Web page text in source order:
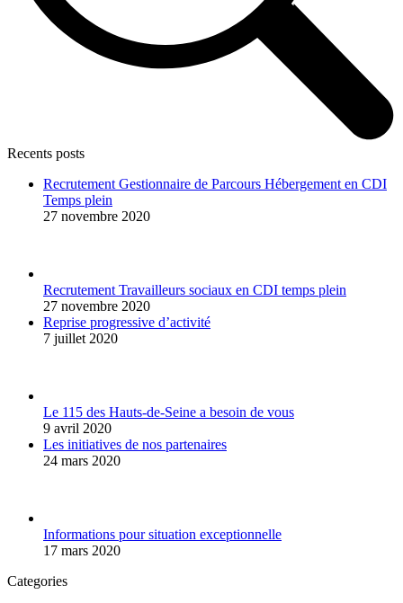
Recents posts
Recrutement Gestionnaire de Parcours Hébergement en CDI
Temps plein
27 novembre 2020
Recrutement Travailleurs sociaux en CDI temps plein
27 novembre 2020
Reprise progressive d’activité
7 juillet 2020
Le 115 des Hauts-de-Seine a besoin de vous
9 avril 2020
Les initiatives de nos partenaires
24 mars 2020
Informations pour situation exceptionnelle
17 mars 2020
Categories